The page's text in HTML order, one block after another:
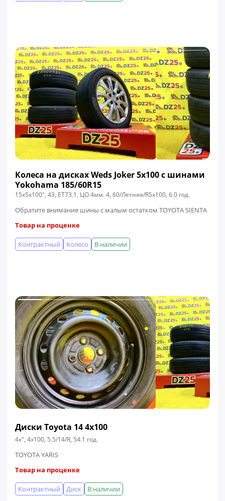
Колеса на дисках Weds Joker 5x100 c шинами
Yokohama 185/60R15
15x5x100", 43, ЕТ73.1, ЦО 4мм. 4, 60/Летняя/R5x100, 6.0 год.
Обратите внимание шины с малым остатком TOYOTA SIENTA
Товар на проценке
В наличии
Колесо
Контрактный
Диски Toyota 14 4x100
4x", 4x100, 5.5/14/R, 54.1 год.
TOYOTA YARIS
Товар на проценке
В наличии
Диск
Контрактный